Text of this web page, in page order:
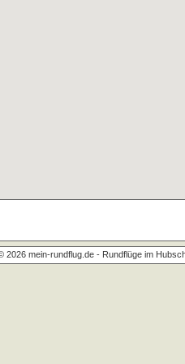
2026 mein-rundflug.de - Rundflüge im